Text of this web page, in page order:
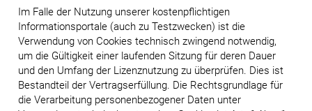
Im Falle der Nutzung unserer kostenpflichtigen
Informationsportale (auch zu Testzwecken) ist die
Verwendung von Cookies technisch zwingend notwendig,
um die Gültigkeit einer laufenden Sitzung für deren Dauer
und den Umfang der Lizenznutzung zu überprüfen. Dies ist
Bestandteil der Vertragserfüllung. Die Rechtsgrundlage für
die Verarbeitung personenbezogener Daten unter